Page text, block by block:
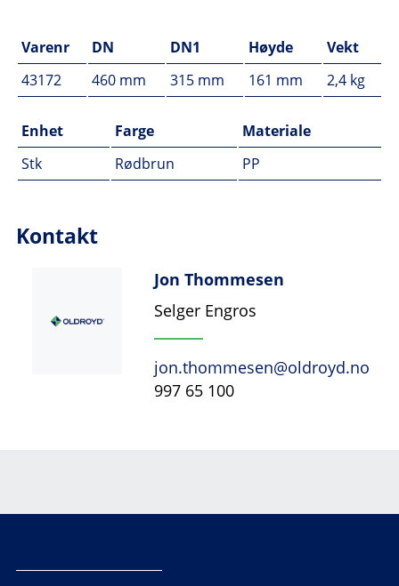
Varenr DN DN1 Høyde
Vekt
43172
460 mm 315 mm 161 mm 2,4 kg
Enhet Farge
Materiale
Stk
Rødbrun PP
Kontakt
Jon Thommesen
Selger Engros
jon.thommesen@oldroyd.no
997 65 100